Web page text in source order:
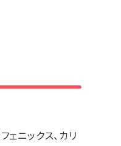
ニックス、カリ